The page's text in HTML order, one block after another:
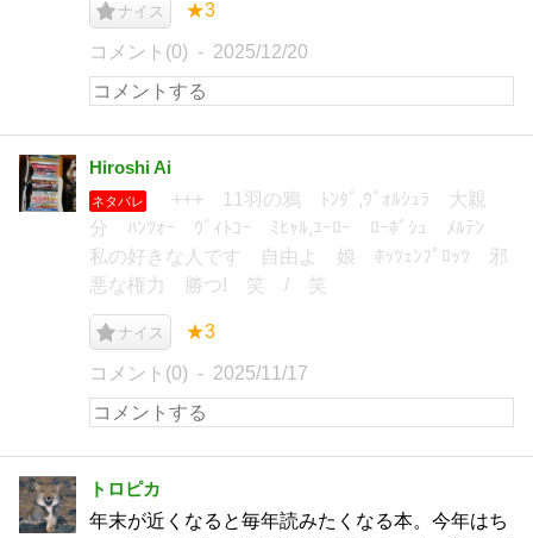
ナイス ★3
コメント(0) 2025/12/20
Hiroshi Ai
ネタバレ
+++ 11羽の鴉 ﾄﾝﾀﾞ,ｳﾞｫﾙｼｭﾗ 大親
分 ﾊﾝﾂｫｰ ｳﾞｨﾄｺｰ ﾐﾋｬﾙ,ﾕｰﾛｰ ﾛｰﾎﾞｼｭ ﾒﾙﾃﾝ
私の好きな人です 自由よ 娘 ﾎｯﾂｪﾝﾌﾟﾛｯﾂ 邪
悪な権力 勝つ! 笑 / 笑
ナイス ★3
コメント(0) 2025/11/17
トロピカ
年末が近くなると毎年読みたくなる本。今年はち